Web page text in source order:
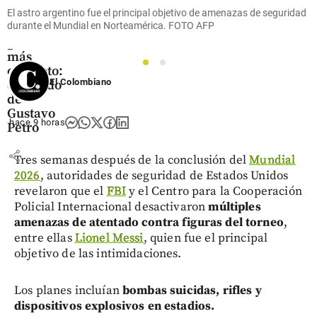
Columnistas
El
más
corrupto:
el legado
de
Gustavo
Petro
share
El astro argentino fue el principal objetivo de amenazas de seguridad
durante el Mundial en Norteamérica. FOTO AFP
1
2
El Colombiano
hace 9 horas
Tres semanas después de la conclusión delMundial
2026, autoridades de seguridad de Estados Unidos
revelaron que el FBIy el Centro para la Cooperación
Policial Internacional desactivaronmúltiples
amenazas de atentado contra figuras del torneo,
entre ellasLionel Messi, quien fue el principal
objetivo de las intimidaciones.
Los planes incluíanbombas suicidas, rifles y
dispositivos explosivos en estadios.